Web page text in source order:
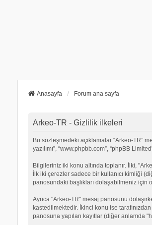
Anasayfa Forum ana sayfa
Arkeo-TR - Gizlilik ilkeleri
Bu sözleşmedeki açıklamalar “Arkeo-TR”
yazılımı”, “www.phpbb.com”, “phpBB
Bilgileriniz iki konu altında toplanır. İlki,
İlk iki çerezler sadece bir kullanıcı kimliği
panosundaki başlıkları dolaşabilmeniz için
Ayrıca "Arkeo-TR" mesaj panosunu
kastedilmektedir. İkinci konu ise
panosuna yapılan kayıtlar (diğer anlamda